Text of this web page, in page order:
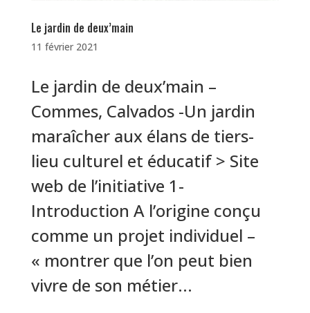
Le jardin de deux’main
11 février 2021
Le jardin de deux’main –
Commes, Calvados -Un jardin
maraîcher aux élans de tiers-
lieu culturel et éducatif > Site
web de l’initiative 1-
Introduction A l’origine conçu
comme un projet individuel –
« montrer que l’on peut bien
vivre de son métier...